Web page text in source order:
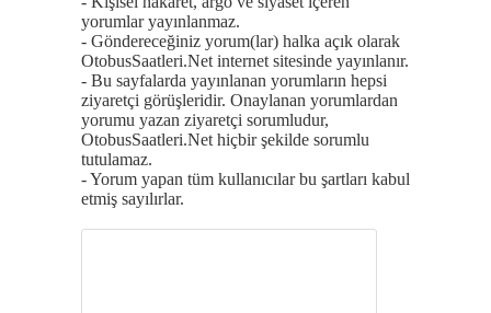
yorumlar yayınlanmaz.
- Göndereceğiniz yorum(lar) halka açık olarak
OtobusSaatleri.Net internet sitesinde yayınlanır.
- Bu sayfalarda yayınlanan yorumların hepsi
ziyaretçi görüşleridir. Onaylanan yorumlardan
yorumu yazan ziyaretçi sorumludur,
OtobusSaatleri.Net hiçbir şekilde sorumlu
tutulamaz.
- Yorum yapan tüm kullanıcılar bu şartları kabul
etmiş sayılırlar.